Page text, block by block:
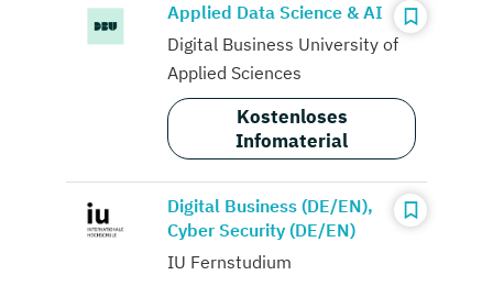
Applied Data Science & AI
Digital Business University of
Applied Sciences
Kostenloses
Infomaterial
Digital Business (DE/EN),
Cyber Security (DE/EN)
IU Fernstudium